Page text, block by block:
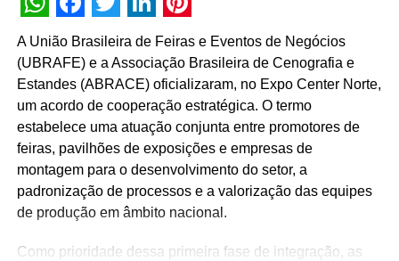
nossos consumidores: produtos, receitas, promoções. O
milhares de pedidos recebidos em nossos canais de
relacionamento. É o nosso jeito de agradecer essa
parceria e uma forma viver nosso propósito: fazer o
mundo mais doce”, explica Raphael Fernandes, gerente
de marketing da Camil Alimentos.
O número de exemplares disponíveis na pré-venda é
limitado. O projeto foi executado em parceria com a
agência Bullet.
WhatsApp
Facebook
Twitter
LinkedIn
Pinterest
A União Brasileira de Feiras e Eventos de Negócios
(UBRAFE) e a Associação Brasileira de Cenografia e
Estandes (ABRACE) oficializaram, no Expo Center Norte,
um acordo de cooperação estratégica. O termo
estabelece uma atuação conjunta entre promotores de
feiras, pavilhões de exposições e empresas de
montagem para o desenvolvimento do setor, a
padronização de processos e a valorização das equipes
de produção em âmbito nacional.
Como prioridade dessa primeira fase de integração, as